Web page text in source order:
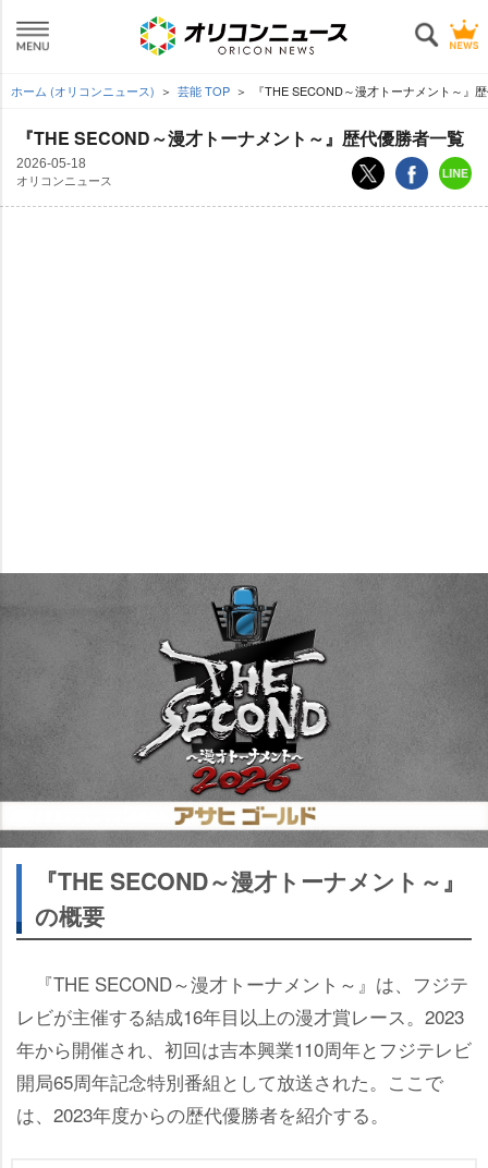
ホーム (オリコンニュース) 芸能 TOP 『THE SECOND～漫才トーナメント～』
『THE SECOND～漫才トーナメント～』歴代優勝者一覧
2026-05-18
オリコンニュース
『THE SECOND～漫才トーナメント～』
の概要
『THE SECOND～漫才トーナメント～』は、フジテ
レビが主催する結成16年目以上の漫才賞レース。2023
年から開催され、初回は吉本興業110周年とフジテレビ
開局65周年記念特別番組として放送された。ここで
は、2023年度からの歴代優勝者を紹介する。